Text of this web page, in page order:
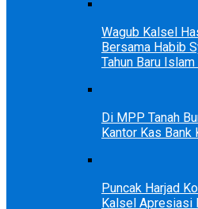
Wagub Kalsel
Bersama Habib
Tahun Baru
Di MPP Tanah
Kantor Kas Bank
Puncak Harjad
Kalsel Apresiasi